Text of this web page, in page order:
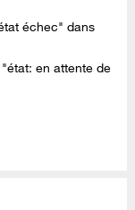
échec" dans
en attente de